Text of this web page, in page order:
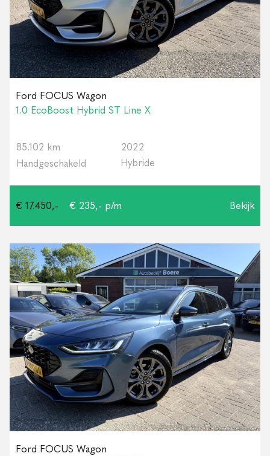
Ford FOCUS Wagon
1.0 EcoBoost Hybrid ST Line X
85.102 km
2022
Handgeschakeld
Hybride
€ 17.450,- € 235,- p/m Bekijk
Ford FOCUS Wagon